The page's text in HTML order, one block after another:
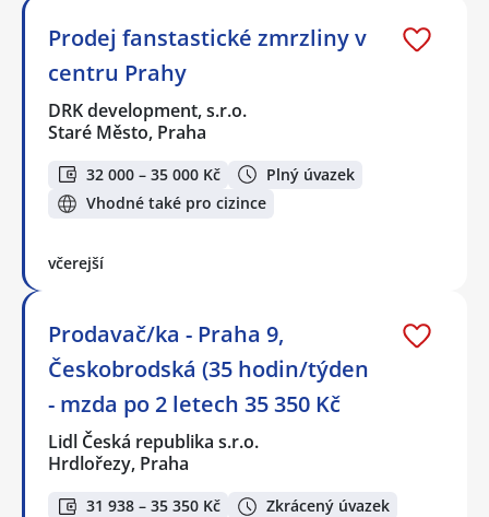
Prodej fanstastické zmrzliny v
centru Prahy
DRK development, s.r.o.
Staré Město, Praha
32 000 – 35 000 Kč
Plný úvazek
Vhodné také pro cizince
včerejší
Prodavač/ka - Praha 9,
Českobrodská (35 hodin/týden
- mzda po 2 letech 35 350 Kč
Lidl Česká republika s.r.o.
Hrdlořezy, Praha
31 938 – 35 350 Kč
Zkrácený úvazek